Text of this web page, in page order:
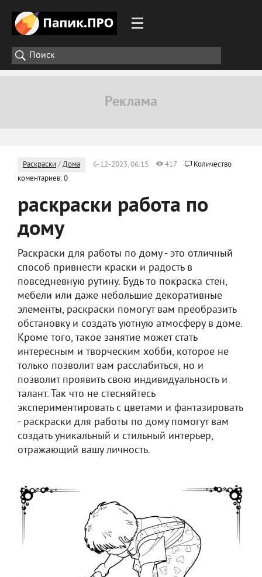
Раскраски /Дома 6-12-2023, 06:15 417
Количество
коментариев: 0
раскраски работа по
дому
Раскраски для работы по дому - это отличный
способ привнести краски и радость в
повседневную рутину. Будь то покраска стен,
мебели или даже небольшие декоративные
элементы, раскраски помогут вам преобразить
обстановку и создать уютную атмосферу в доме.
Кроме того, такое занятие может стать
интересным и творческим хобби, которое не
только позволит вам расслабиться, но и
позволит проявить свою индивидуальность и
талант. Так что не стесняйтесь
экспериментировать с цветами и фантазировать
- раскраски для работы по дому помогут вам
создать уникальный и стильный интерьер,
отражающий вашу личность.